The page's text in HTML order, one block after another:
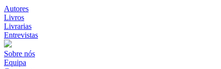
Autores
Livros
Livrarias
Entrevistas
Sobre nós
Equipa